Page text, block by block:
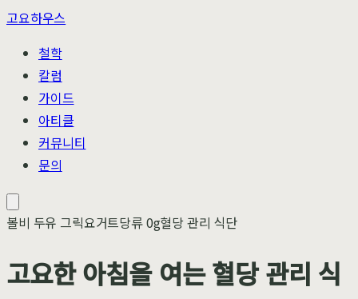
고요하우스
철학
칼럼
가이드
아티클
커뮤니티
문의
볼비 두유 그릭요거트당류 0g혈당 관리 식단
고요한 아침을 여는 혈당 관리 식